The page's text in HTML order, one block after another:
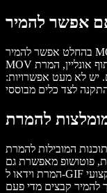
בהחלט אפשר להמיר MOV ל-GIF! אם רוצים ליצור GIF מונפש מסרטון
MOV או להקל על שיתוף אונליין, המרת MOV ל-GIF היא פתרון מצוין.
יש לא מעט אפשרויות:
פוטושופ מאפשרת גם
המרת וידאו ל-GIF מונפש באיכות גבוהה. עם זאת, מדובר בכלי מקצועי